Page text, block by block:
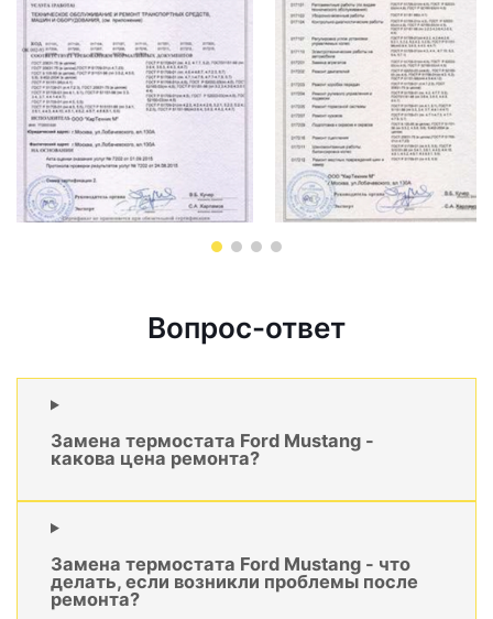
Вопрос-ответ
Замена термостата Ford Mustang -
какова цена ремонта?
Замена термостата Ford Mustang - что
делать, если возникли проблемы после
ремонта?